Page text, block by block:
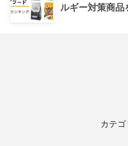
ルギー対策商品
カテ